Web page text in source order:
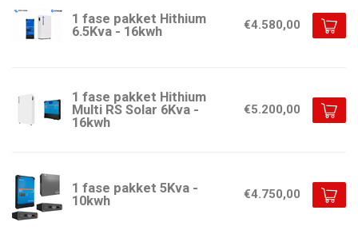
1 fase pakket Hithium
6.5Kva - 16kwh
€4.580,00
1 fase pakket Hithium
Multi RS Solar 6Kva -
16kwh
€5.200,00
1 fase pakket 5Kva -
10kwh
€4.750,00